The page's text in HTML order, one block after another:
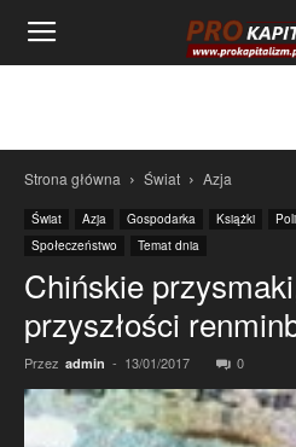
Strona główna Świat Azja
Świat Azja Gospodarka Książki
Społeczeństwo
Temat dnia
Chińskie
przyszłości
Przez admin - 13/01/2017 0